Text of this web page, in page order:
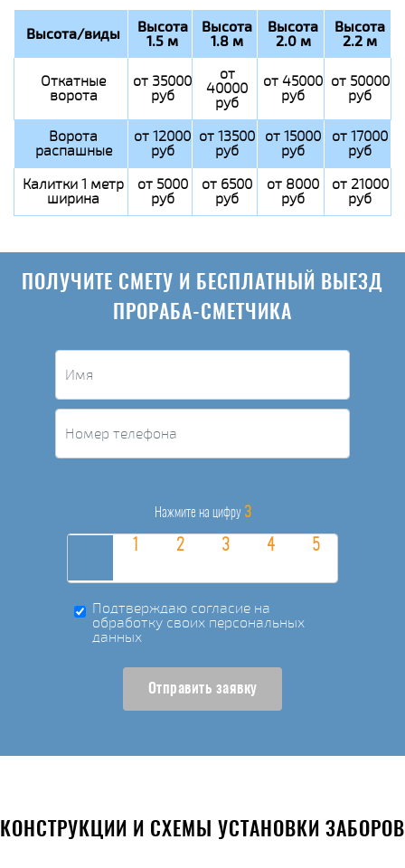
Высота/виды Высота
1.5 м
Высота
1.8 м
Высота
2.0 м
Высота
2.2 м
Откатные
ворота
от 35000
руб
от
40000
руб
от 45000
руб
от 50000
руб
Ворота
распашные
от 12000
руб
от 13500
руб
от 15000
руб
от 17000
руб
Калитки 1 метр
ширина
от 5000
руб
от 6500
руб
от 8000
руб
от 21000
руб
ПОЛУЧИТЕ СМЕТУ И БЕСПЛАТНЫЙ ВЫЕЗД
ПРОРАБА-СМЕТЧИКА
Нажмите на цифру 3
Подтверждаю согласие на
обработку своих персональных
данных
Отправить заявку
КОНСТРУКЦИИ И СХЕМЫ УСТАНОВКИ ЗАБОРОВ